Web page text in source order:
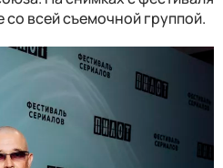
со всей съемочной группой.